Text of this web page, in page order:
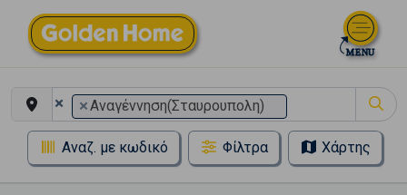
× ×Αναγέννηση(Σταυρουπολη)
Αναζ. με κωδικό Φίλτρα Χάρτης